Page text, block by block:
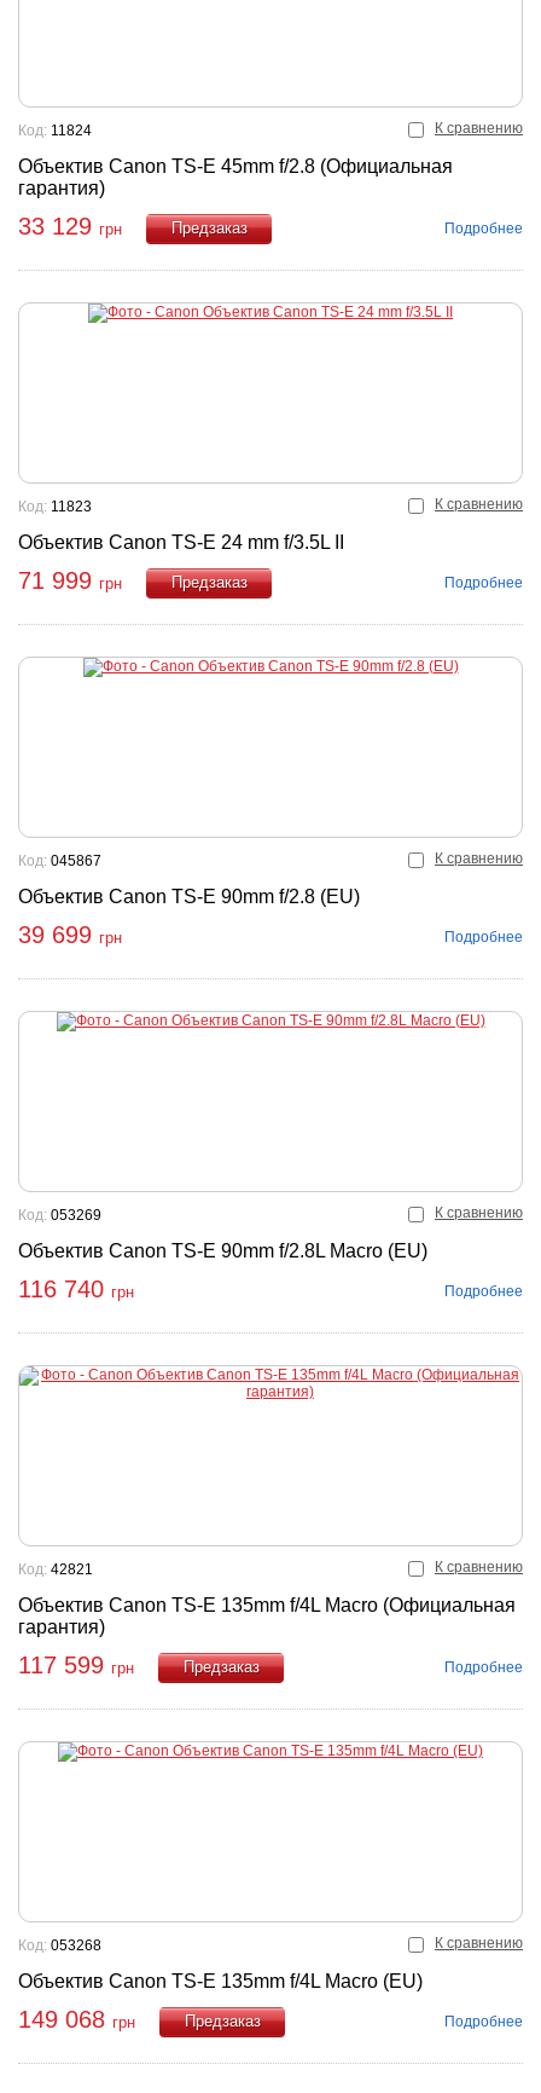
К сравнению
Объектив Canon TS-E 45mm f/2.8 (Официальная
гарантия)
Код: 11824
33 129 грн
Подробнее
К сравнению
Объектив Canon TS-E 24 mm f/3.5L II
Код: 11823
71 999 грн
Подробнее
К сравнению
Объектив Canon TS-E 90mm f/2.8 (EU)
Код: 045867
39 699 грн Подробнее
К сравнению
Объектив Canon TS-E 90mm f/2.8L Macro (EU)
Код: 053269
116 740 грн Подробнее
К сравнению
Объектив Canon TS-E 135mm f/4L Macro (Официальная
гарантия)
Код: 42821
117 599 грн
Подробнее
К сравнению
Объектив Canon TS-E 135mm f/4L Macro (EU)
Код: 053268
149 068 грн
Подробнее